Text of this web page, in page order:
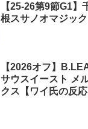
【25-26第9節G1】
根スサノオマジック
【2026オフ】
サウスイースト メ
クス【ワイ氏の反応